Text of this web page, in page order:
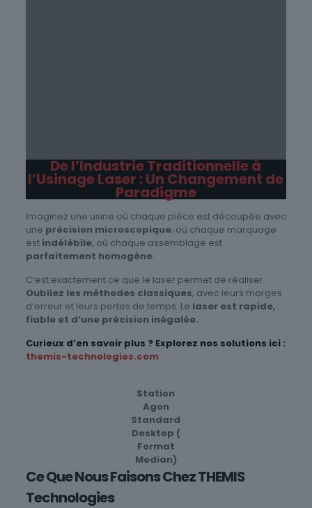
De l’Industrie Traditionnelle à
l’Usinage Laser : Un Changement de
Paradigme
Imaginez une usine où chaque pièce est découpée avec
une précision microscopique, où chaque marquage
est indélébile, où chaque assemblage est
parfaitement homogène.
C’est exactement ce que le laser permet de réaliser.
Oubliez les méthodes classiques, avec leurs marges
d’erreur et leurs pertes de temps. Le laser est rapide,
fiable et d’une précision inégalée.
Curieux d’en savoir plus ? Explorez nos solutions ici :
themis-technologies.com
Station
Agon
Standard
Desktop (
Format
Median)
Ce Que Nous Faisons ChezTHEMIS
Technologies